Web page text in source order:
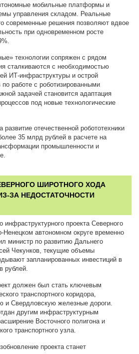
мобильные платформы и
управления складом. Реальные
современные решения позволяют вдвое
при одновременном росте
технологии сопряжен с рядом
сталкиваются с необходимостью
ИТ-инфраструктуры и острой
по работе с роботизированными
задачей становится адаптация
под новые технологические
отечественной робототехники
35 млрд рублей в расчете на
промышленности и
ШИРОТНОГО ХОДА
ЗА НЕДОСТАТОЧНОСТИ
инфраструктурного проекта Северного
автономном округе временно
министр по развитию Дальнего
Чекунков, текущие объемы
запланированных инвестиций в
рублей.
должен был стать ключевым
транспортного коридора,
и Свердловскую железные дороги.
другим инфраструктурным
Восточного полигона и
транспортного узла.
проекта станет